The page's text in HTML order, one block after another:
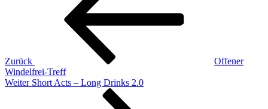
Zurück
Offener
Windelfrei-Treff
Nächster
Weiter Short Acts – Long Drinks 2.0